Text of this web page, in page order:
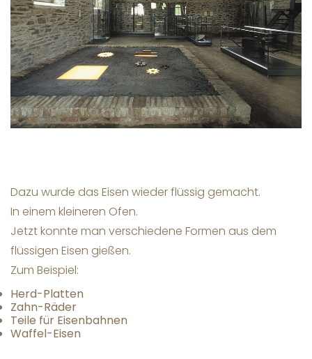
Dazu wurde das Eisen wieder flüssig gemacht.
In einem kleineren Ofen.
Jetzt konnte man verschiedene Formen aus dem
flüssigen Eisen gießen.
Zum Beispiel:
Herd-Platten
Zahn-Räder
Teile für Eisenbahnen
Waffel-Eisen